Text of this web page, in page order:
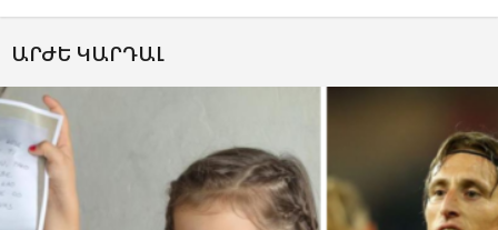
ԱՐԺԵ ԿԱՐԴԱԼ